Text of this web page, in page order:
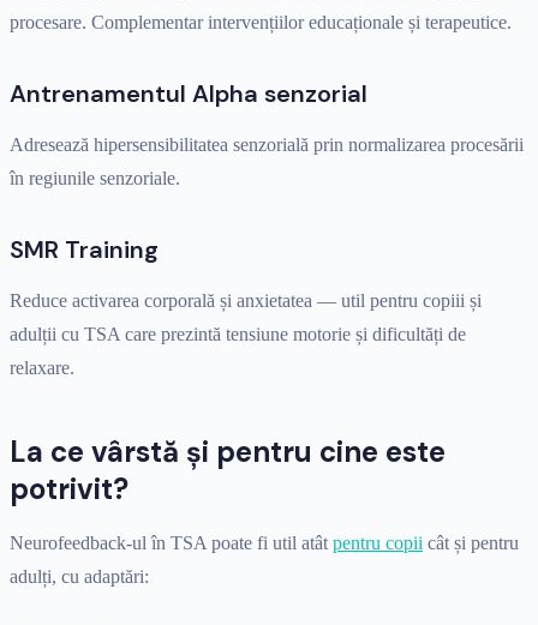
procesare. Complementar intervențiilor educaționale și terapeutice.
Antrenamentul Alpha senzorial
Adresează hipersensibilitatea senzorială prin normalizarea procesării
în regiunile senzoriale.
SMR Training
Reduce activarea corporală și anxietatea — util pentru copiii și
adulții cu TSA care prezintă tensiune motorie și dificultăți de
relaxare.
La ce vârstă și pentru cine este
potrivit?
Neurofeedback-ul în TSA poate fi util atât pentru copii cât și pentru
adulți, cu adaptări: